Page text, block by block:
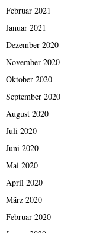
Februar 2021
Januar 2021
Dezember 2020
November 2020
Oktober 2020
September 2020
August 2020
Juli 2020
Juni 2020
Mai 2020
April 2020
März 2020
Februar 2020